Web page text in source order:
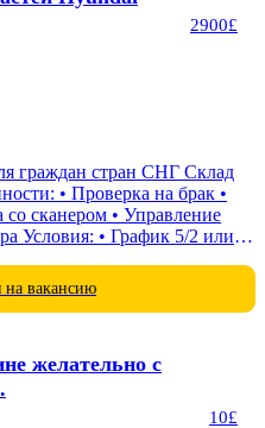
2900£
граждан стран СНГ Склад
со сканером • Управление
на вакансию
желательно с
10£